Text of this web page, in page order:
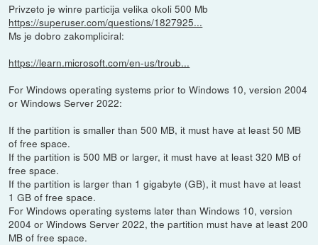
Privzeto je winre particija velika okoli 500 Mb
https://superuser.com/questions/1827925...
Ms je dobro zakompliciral:
https://learn.microsoft.com/en-us/troub...
For Windows operating systems prior to Windows 10, version 2004
or Windows Server 2022:
If the partition is smaller than 500 MB, it must have at least 50 MB
of free space.
If the partition is 500 MB or larger, it must have at least 320 MB of
free space.
If the partition is larger than 1 gigabyte (GB), it must have at least
1 GB of free space.
For Windows operating systems later than Windows 10, version
2004 or Windows Server 2022, the partition must have at least 200
MB of free space.